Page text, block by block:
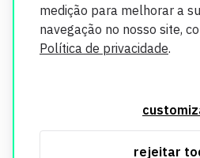
medição para melhorar a
navegação no nosso site,
Política de privacidade.
rejeitar
segurança. Todos os dados
utilizados exclusivamente para fins
informações, consulte nossa Política